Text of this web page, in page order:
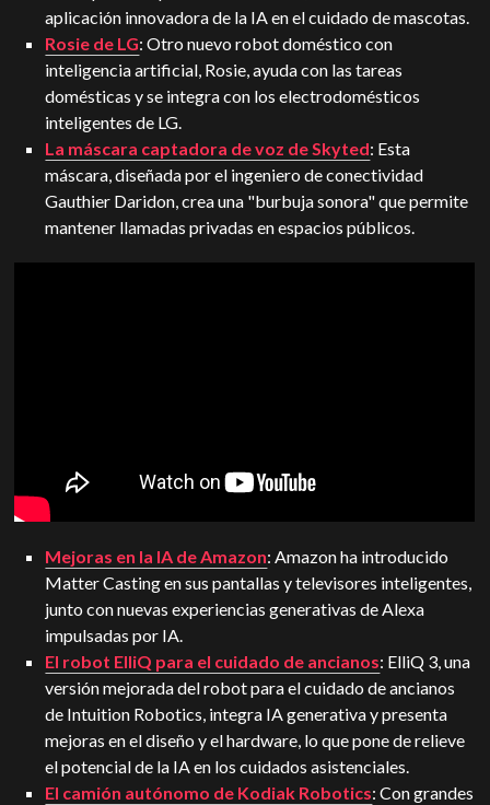
aplicación innovadora de la IA en el cuidado de mascotas.
Rosie de LG: Otro nuevo robot doméstico con
inteligencia artificial, Rosie, ayuda con las tareas
domésticas y se integra con los electrodomésticos
inteligentes de LG.
La máscara captadora de voz de Skyted: Esta
máscara, diseñada por el ingeniero de conectividad
Gauthier Daridon, crea una "burbuja sonora" que permite
mantener llamadas privadas en espacios públicos.
Mejoras en la IA de Amazon: Amazon ha introducido
Matter Casting en sus pantallas y televisores inteligentes,
junto con nuevas experiencias generativas de Alexa
impulsadas por IA.
El robot ElliQ para el cuidado de ancianos: ElliQ 3, una
versión mejorada del robot para el cuidado de ancianos
de Intuition Robotics, integra IA generativa y presenta
mejoras en el diseño y el hardware, lo que pone de relieve
el potencial de la IA en los cuidados asistenciales.
El camión autónomo de Kodiak Robotics: Con grandes